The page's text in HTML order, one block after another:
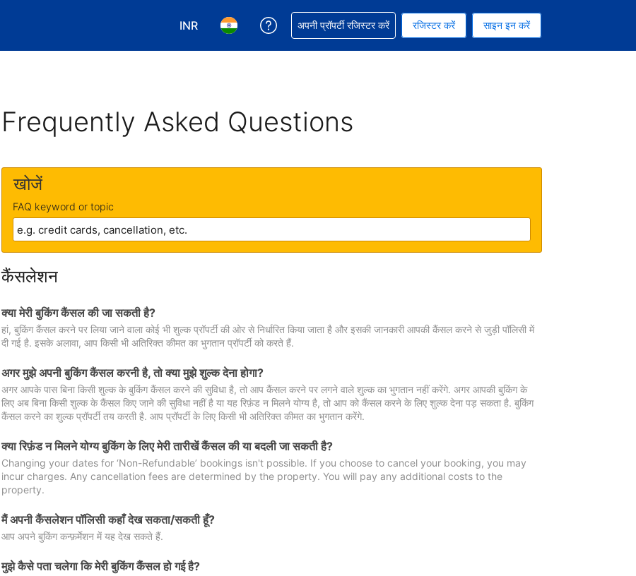
INR
अपनी करेंसी चुनें. आपने अभी INR करेंसी को चुना हुआ है
अपनी भाषा चुनें. आपने अभी हिन्दी भाषा को चुना हुआ है
अपनी बुकिंग में सहायता पाएं
अपनी प्रॉपर्टी रजिस्टर करें रजिस्टर करें साइन इन करें
Frequently Asked Questions
खोजें
FAQ keyword or topic
कैंसलेशन
क्या मेरी बुकिंग कैंसल की जा सकती है?
हां, बुकिंग कैंसल करने पर लिया जाने वाला कोई भी शुल्क प्रॉपर्टी की ओर से निर्धारित किया जाता है और इसकी जानकारी आपकी कैंसल करने से जुड़ी पॉलिसी में
दी गई है. इसके अलावा, आप किसी भी अतिरिक्त कीमत का भुगतान प्रॉपर्टी को करते हैं.
अगर मुझे अपनी बुकिंग कैंसल करनी है, तो क्या मुझे शुल्क देना होगा?
अगर आपके पास बिना किसी शुल्क के बुकिंग कैंसल करने की सुविधा है, तो आप कैंसल करने पर लगने वाले शुल्क का भुगतान नहीं करेंगे. अगर आपकी बुकिंग के
लिए अब बिना किसी शुल्क के कैंसल किए जाने की सुविधा नहीं है या यह रिफ़ंड न मिलने योग्य है, तो आप को कैंसल करने के लिए शुल्क देना पड़ सकता है. बुकिंग
कैंसल करने का शुल्क प्रॉपर्टी तय करती है. आप प्रॉपर्टी के लिए किसी भी अतिरिक्त कीमत का भुगतान करेंगे.
क्या रिफ़ंड न मिलने योग्य बुकिंग के लिए मेरी तारीखें कैंसल की या बदली जा सकती है?
Changing your dates for ‘Non-Refundable’ bookings isn't possible. If you choose to cancel your booking, you may
incur charges. Any cancellation fees are determined by the property. You will pay any additional costs to the
property.
मैं अपनी कैंसलेशन पॉलिसी कहाँ देख सकता/सकती हूँ?
आप अपने बुकिंग कन्फ़र्मेशन में यह देख सकते हैं.
मुझे कैसे पता चलेगा कि मेरी बुकिंग कैंसल हो गई है?